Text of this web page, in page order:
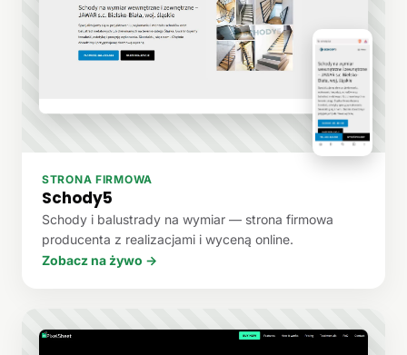
STRONA FIRMOWA
Schody5
Schody i balustrady na wymiar — strona firmowa
producenta z realizacjami i wyceną online.
Zobacz na żywo →